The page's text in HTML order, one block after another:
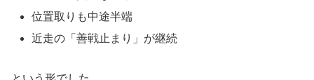
位置取りも中途半端
近走の「善戦止まり」が継続